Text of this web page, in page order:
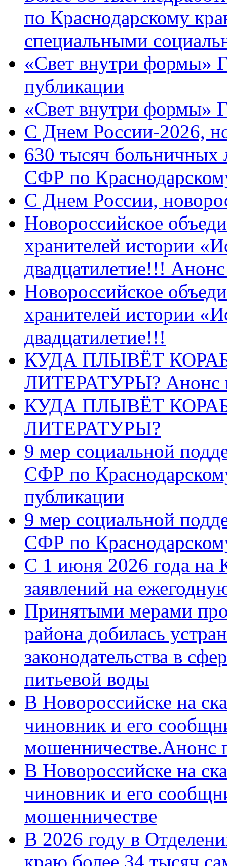
по Краснодарскому
специальными
«Свет внутри формы»
публикации
«Свет внутри формы»
C Днем России-2026,
630 тысяч больничных
СФР по
C Днем России,
Новороссийское
хранителей истории
двадцатилетие!!!
Новороссийское
хранителей истории
двадцатилетие!!!
КУДА ПЛЫВЁТ
ЛИТЕРАТУРЫ? Анонс
КУДА ПЛЫВЁТ
ЛИТЕРАТУРЫ?
9 мер социальной
СФР по
публикации
9 мер социальной
СФР по
С 1 июня 2026 года на
заявлений на
Принятыми мерами
района добилась
законодательства в
питьевой воды
В Новороссийске на
чиновник и его
мошенничестве.Анонс
В Новороссийске на
чиновник и его
мошенничестве
В 2026 году в
краю более 34 тысяч